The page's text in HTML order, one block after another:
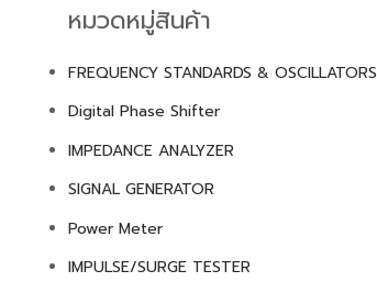
r
h
หมวดหมู่สินค้า
FREQUENCY STANDARDS & OSCILLATORS
Digital Phase Shifter
IMPEDANCE ANALYZER
SIGNAL GENERATOR
Power Meter
IMPULSE/SURGE TESTER